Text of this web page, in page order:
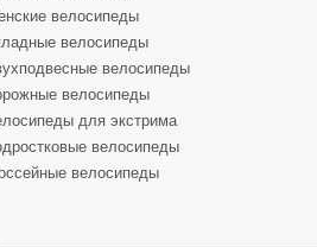
велосипеды
велосипеды
велосипеды
велосипеды
для экстрима
велосипеды
велосипеды